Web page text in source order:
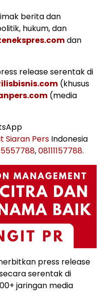
berita dan
hukum, dan
dan
release serentak di
(khusus
(media
Siaran Pers Indonesia
,08111157788.
press release
serentak di
jaringan media